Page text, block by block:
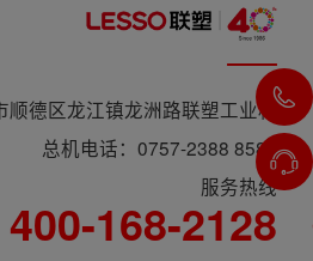
顺德区龙江镇龙洲路联塑工业村
总机电话：0757-2388 8588
服务热线
400-168-2128